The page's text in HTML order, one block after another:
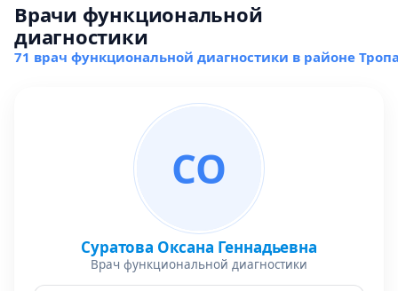
Врачи функциональной
диагностики
71 врач функциональной диагностики в районе
СО
Суратова Оксана Геннадьевна
Врач функциональной диагностики